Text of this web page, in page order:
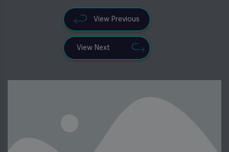
View Previous
View Next